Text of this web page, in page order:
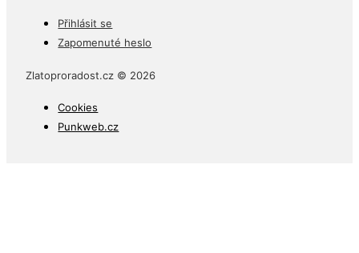
Přihlásit se
Zapomenuté heslo
Zlatoproradost.cz © 2026
Cookies
Punkweb.cz